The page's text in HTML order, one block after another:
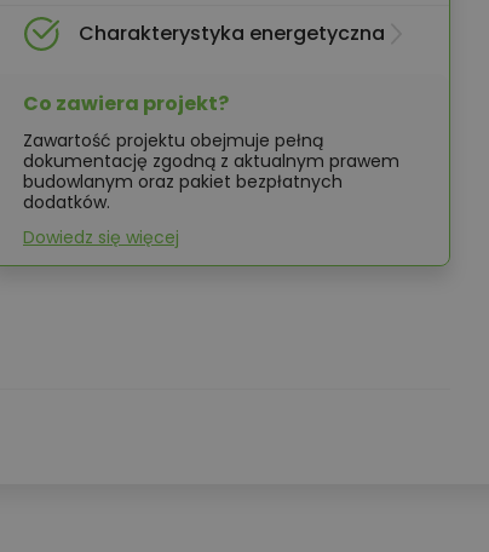
Charakterystyka energetyczna
Co zawiera projekt?
Zawartość projektu obejmuje pełną
dokumentację zgodną z aktualnym prawem
budowlanym oraz pakiet bezpłatnych
dodatków.
Dowiedz się więcej